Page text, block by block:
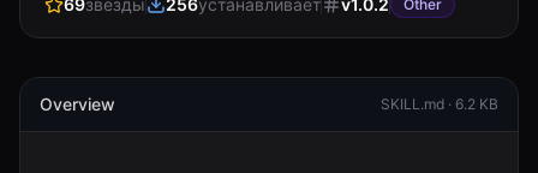
РЕСУРСЫ
Документация
69звезды 256устанавливает v1.0.2 Other
Overview SKILL.md · 6.2 KB